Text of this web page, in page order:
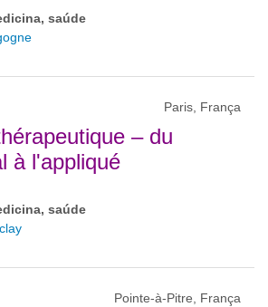
saúde
Paris, França
– du
à l'appliqué
saúde
Pointe-à-Pitre, França